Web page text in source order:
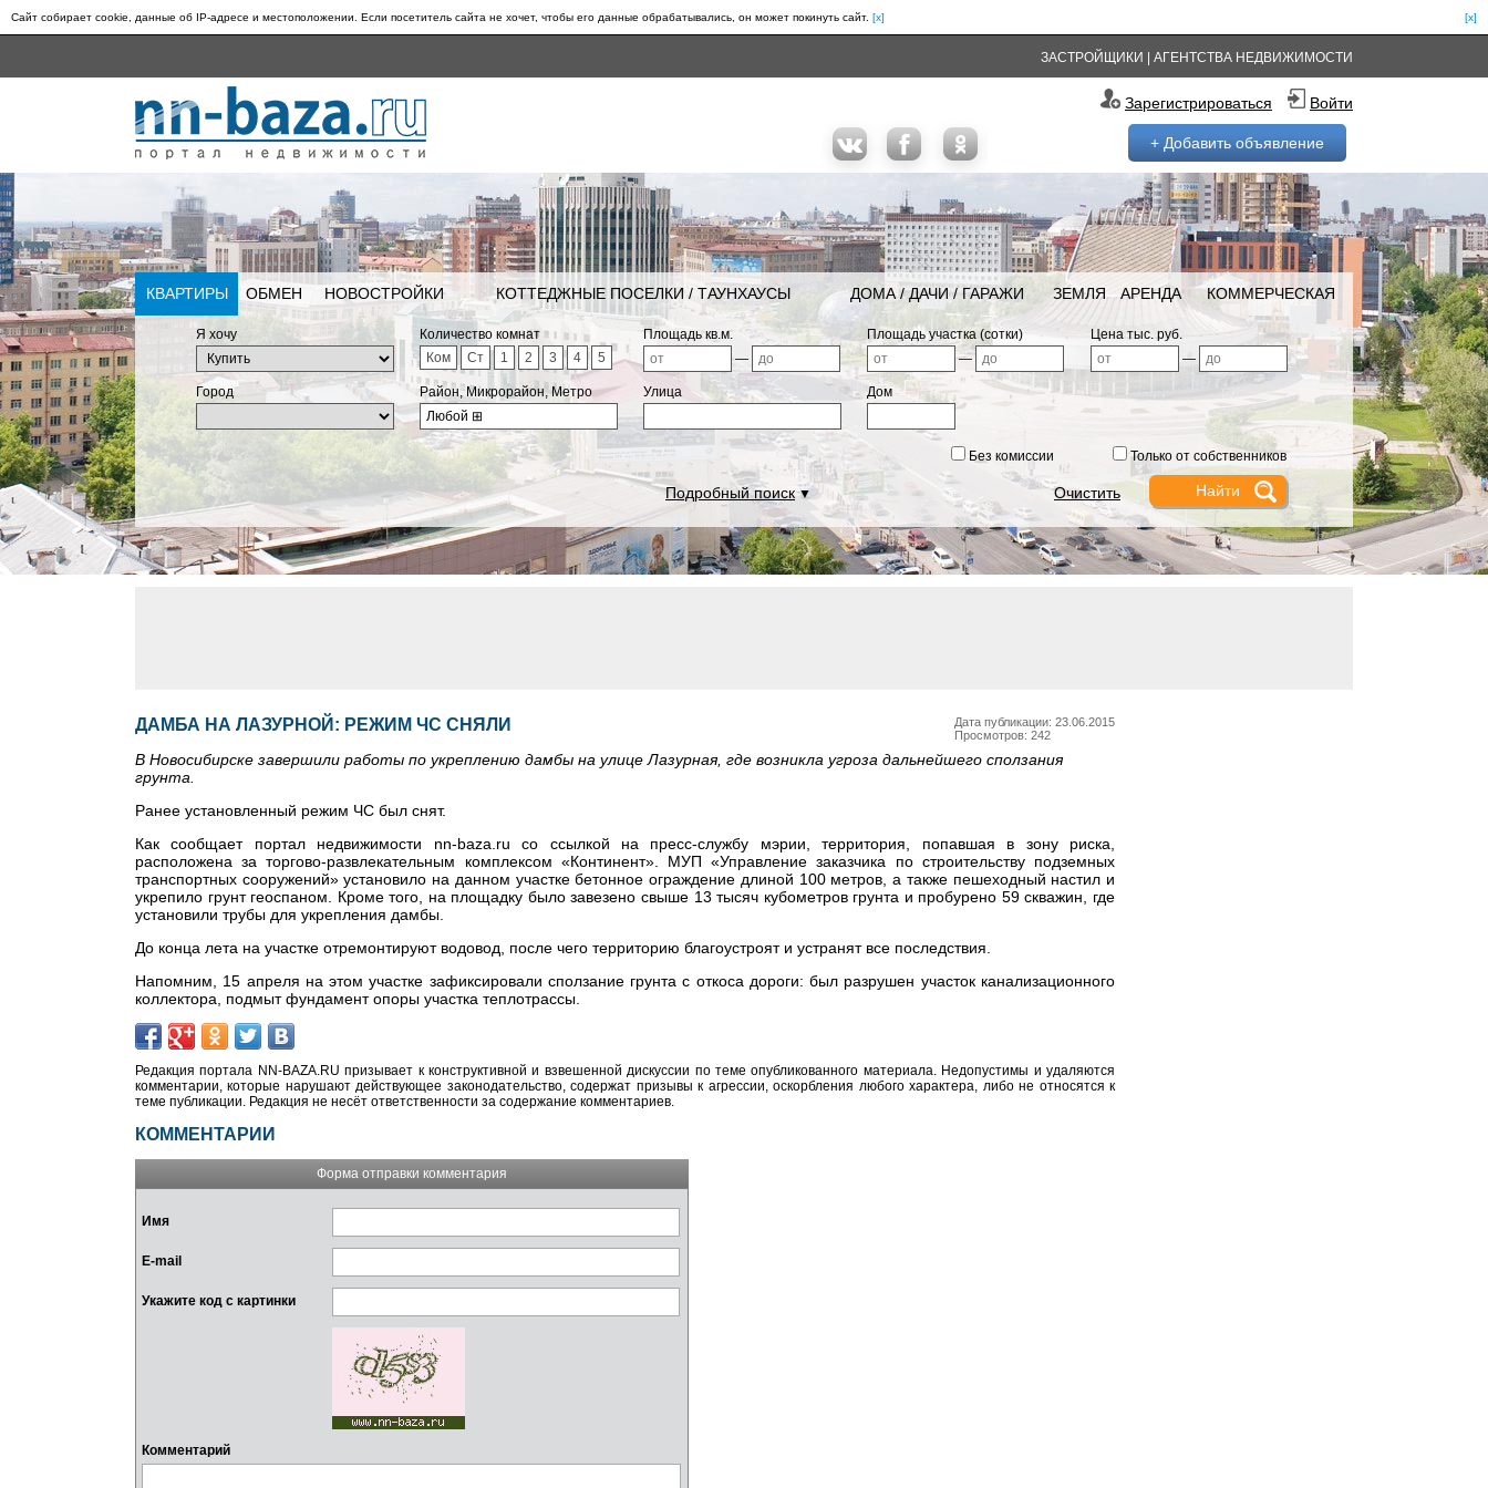
Сайт собирает cookie, данные об IP-адресе и местоположении. Если посетитель сайта не хочет, чтобы его данные обрабатывались, он может покинуть сайт. [x]
[x]
ЗАСТРОЙЩИКИ АГЕНТСТВА НЕДВИЖИМОСТИ
Зарегистрироваться Войти
+ Добавить объявление
КВАРТИРЫ ОБМЕН НОВОСТРОЙКИ КОТТЕДЖНЫЕ ПОСЕЛКИ / ТАУНХАУСЫ ДОМА / ДАЧИ / ГАРАЖИ ЗЕМЛЯ АРЕНДА КОММЕРЧЕСКАЯ
Я хочу
Количество комнат
Ком
Ст 1 2 3 4 5
Площадь кв.м.
—
Площадь участка (сотки)
—
Цена тыс. руб.
—
Город
Район, Микрорайон, Метро
Любой ⊞
Улица Дом
Без комиссии Только от собственников
Подробный поиск▼ Очистить
Дата публикации: 23.06.2015
Просмотров: 242
ДАМБА НА ЛАЗУРНОЙ: РЕЖИМ ЧС СНЯЛИ
В Новосибирске завершили работы по укреплению дамбы на улице Лазурная, где возникла угроза дальнейшего сползания
грунта.
Ранее установленный режим ЧС был снят.
Как сообщает портал недвижимости nn-baza.ru со ссылкой на пресс-службу мэрии, территория, попавшая в зону риска,
расположена за торгово-развлекательным комплексом «Континент». МУП «Управление заказчика по строительству подземных
транспортных сооружений» установило на данном участке бетонное ограждение длиной 100 метров, а также пешеходный настил и
укрепило грунт геоспаном. Кроме того, на площадку было завезено свыше 13 тысяч кубометров грунта и пробурено 59 скважин, где
установили трубы для укрепления дамбы.
До конца лета на участке отремонтируют водовод, после чего территорию благоустроят и устранят все последствия.
Напомним, 15 апреля на этом участке зафиксировали сползание грунта с откоса дороги: был разрушен участок канализационного
коллектора, подмыт фундамент опоры участка теплотрассы.
Редакция портала NN-BAZA.RU призывает к конструктивной и взвешенной дискуссии по теме опубликованного материала. Недопустимы и удаляются
комментарии, которые нарушают действующее законодательство, содержат призывы к агрессии, оскорбления любого характера, либо не относятся к
теме публикации. Редакция не несёт ответственности за содержание комментариев.
КОММЕНТАРИИ
Форма отправки комментария
Имя
E-mail
Укажите код с картинки
Комментарий